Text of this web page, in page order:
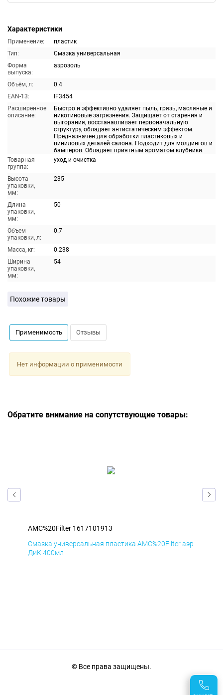
Характеристики
Применение:
пластик
Тип:
Смазка универсальная
Форма
выпуска:
аэрозоль
Объём, л:
0.4
EAN-13:
IF3454
Расширенное
описание:
Быстро и эффективно удаляет пыль, грязь, масляные и
никотиновые загрязнения. Защищает от старения и
выгорания, восстанавливает первоначальную
структуру, обладает антистатическим эффектом.
Предназначен для обработки пластиковых и
виниловых деталей салона. Подходит для молдингов и
бамперов. Обладает приятным ароматом клубники.
Товарная
группа:
уход и очистка
Высота
упаковки,
мм:
235
Длина
упаковки,
мм:
50
Объем
упаковки, л:
0.7
Масса, кг:
0.238
Ширина
упаковки,
мм:
54
Похожие товары
Применимость Отзывы
Нет информации о применимости
Обратите внимание на сопутствующие товары:
AMC%20Filter 1617101913
Смазка универсальная пластика AMC%20Filter аэр
ДиК 400мл
© Все права защищены.